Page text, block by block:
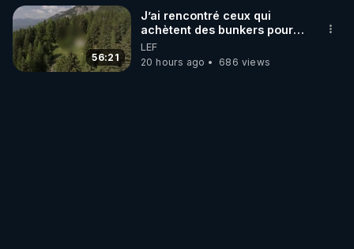
56:21
J’ai rencontré ceux qui
achètent des bunkers pour
survivre à la fin du monde
LEF
20 hours ago
686 views